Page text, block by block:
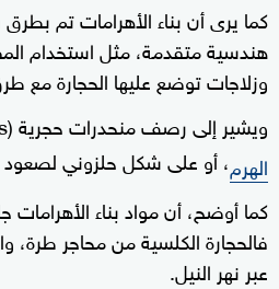
كما يرى أن بناء الأهرامات تم
هندسية متقدمة، مثل استخدام
وزلاجات توضع عليها الحجارة مع
ويشير إلى رصف منحدرات حجرية (ramps) على جوانب
الهرم، أو على شكل حلزوني لصعود
كما أوضح، أن مواد بناء
فالحجارة الكلسية من محاجر طرة،
عبر نهر النيل.